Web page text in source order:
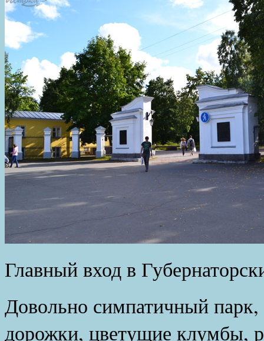
Главный вход в
Довольно симпатичный
дорожки, цветущие клумбы,